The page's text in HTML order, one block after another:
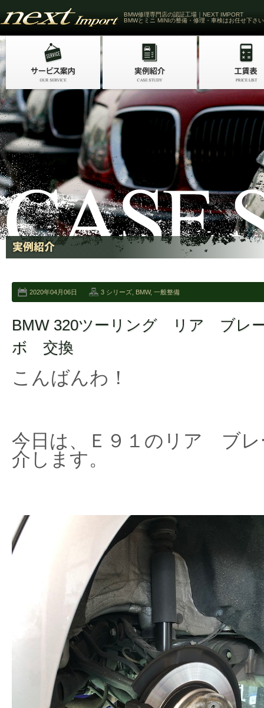
BMW修理専門店の認証工場｜NEXT IMPORT
BMWとミニ MINIの整備・修理・車検はお任せ下さい
2020年04月06日 3 シリーズ BMW, 一般整備
BMW 320ツーリング リア ブ
ボ 交換
こんばんわ！
今日は、Ｅ９１のリア ブレ
介します。